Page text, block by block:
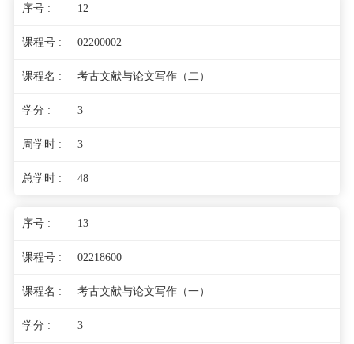
12
02200002
考古文献与论文写作（二）
3
3
48
13
02218600
考古文献与论文写作（一）
3